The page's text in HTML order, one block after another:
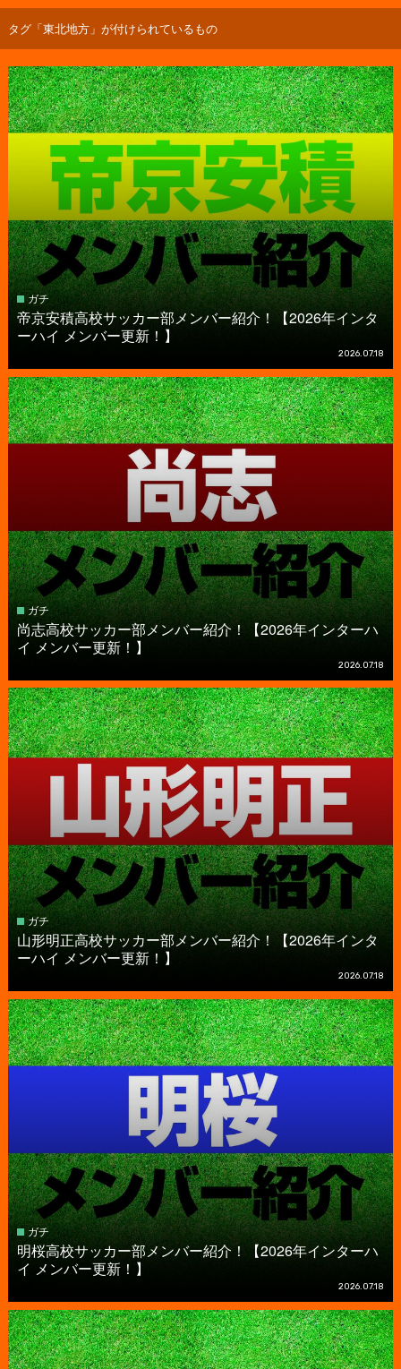
タグ「東北地方」が付けられているもの
ガチ
帝京安積高校サッカー部メンバー紹介！【2026年インタ
ーハイ メンバー更新！】
2026.07.18
ガチ
尚志高校サッカー部メンバー紹介！【2026年インターハ
イ メンバー更新！】
2026.07.18
ガチ
山形明正高校サッカー部メンバー紹介！【2026年インタ
ーハイ メンバー更新！】
2026.07.18
ガチ
明桜高校サッカー部メンバー紹介！【2026年インターハ
イ メンバー更新！】
2026.07.18